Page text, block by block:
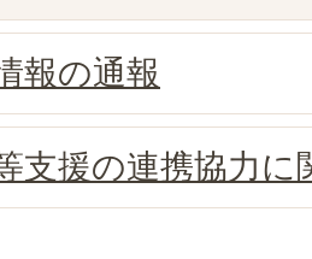
報の通報
支援の連携協力